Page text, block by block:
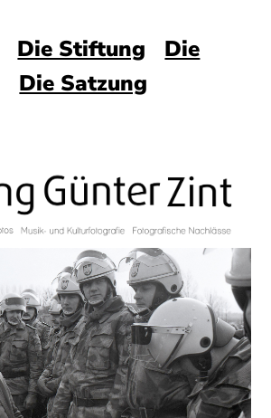
Die Stiftung
Die
Die Satzung